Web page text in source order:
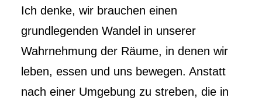
Ich denke, wir brauchen einen
grundlegenden Wandel in unserer
Wahrnehmung der Räume, in denen wir
leben, essen und uns bewegen. Anstatt
nach einer Umgebung zu streben, die in